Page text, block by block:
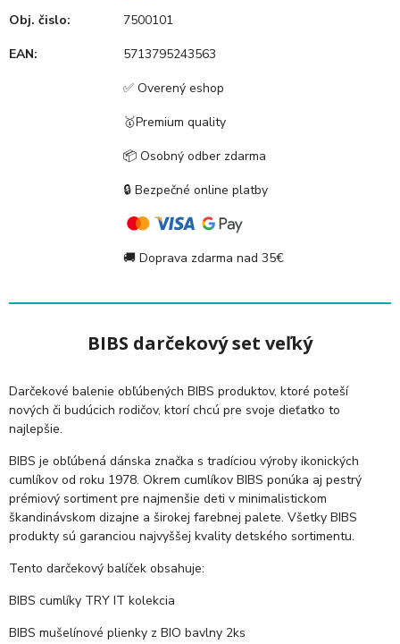
Obj. čislo:
7500101
EAN:
5713795243563
✅ Overený eshop
🥇Premium quality
📦 Osobný odber zdarma
🔒 Bezpečné online platby
🚚 Doprava zdarma nad 35€
BIBS darčekový set veľký
Darčekové balenie obľúbených BIBS produktov, ktoré poteší
nových či budúcich rodičov, ktorí chcú pre svoje dieťatko to
najlepšie.
BIBS je obľúbená dánska značka s tradíciou výroby ikonických
cumlíkov od roku 1978. Okrem cumlíkov BIBS ponúka aj pestrý
prémiový sortiment pre najmenšie deti v minimalistickom
škandinávskom dizajne a širokej farebnej palete. Všetky BIBS
produkty sú garanciou najvyššej kvality detského sortimentu.
Tento darčekový balíček obsahuje:
BIBS cumlíky TRY IT kolekcia
BIBS mušelínové plienky z BIO bavlny 2ks